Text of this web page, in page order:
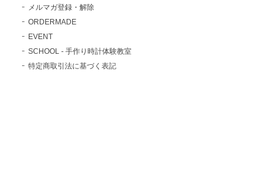
メルマガ登録・解除
ORDERMADE
EVENT
SCHOOL - 手作り時計体験教室
特定商取引法に基づく表記